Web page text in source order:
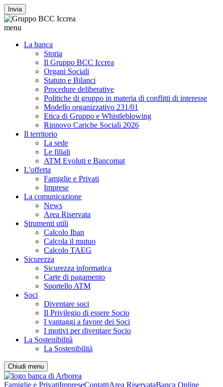
Invia
menu
La banca
Storia
Il Gruppo BCC Iccrea
Organi Sociali
Statuto e Bilanci
Procedure deliberative
Politiche di gruppo in materia di conflitti di interesse
Modello organizzativo 231/01
Etica di Gruppo e Whistleblowing
Rinnovo Cariche Sociali 2026
Il territorio
La sede
Le filiali
ATM Evoluti e Bancomat
L'offerta
Famiglie e Privati
Imprese
La comunicazione
News
Area Riservata
Strumenti utili
Calcolo Iban
Calcola il mutuo
Calcolo TAEG
Sicurezza
Sicurezza informatica
Carte di pagamento
Sportello ATM
Soci
Diventare soci
Il Privilegio di essere Socio
I vantaggi a favore dei Soci
I motivi per diventare Socio
La Sostenibilità
La Sostenibilità
Chiudi menu
Famiglie e PrivatiImpreseContattiArea RiservataBanca Online